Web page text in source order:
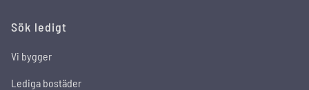
Sök ledigt
Vi bygger
Lediga bostäder